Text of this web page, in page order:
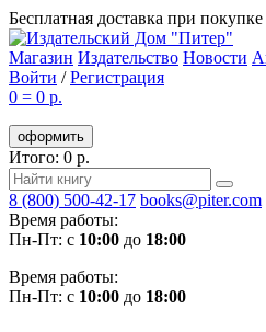
Бесплатная доставка при
Магазин Издательство Новости
Войти /Регистрация
0 = 0 р.
оформить
Итого: 0 р.
8 (800) 500-42-17 books@piter.com
Время работы:
Пн-Пт: с 10:00 до 18:00
Время работы:
Пн-Пт: с 10:00 до 18:00